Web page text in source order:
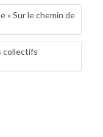
« Sur le chemin de
collectifs